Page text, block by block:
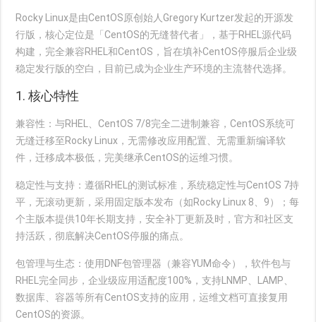
Rocky Linux是由CentOS原创始人Gregory Kurtzer发起的开源发
行版，核心定位是「CentOS的无缝替代者」，基于RHEL源代码
构建，完全兼容RHEL和CentOS，旨在填补CentOS停服后企业级
稳定发行版的空白，目前已成为企业生产环境的主流替代选择。
1. 核心特性
兼容性 ：与RHEL、CentOS 7/8完全二进制兼容，CentOS系统可
无缝迁移至Rocky Linux，无需修改应用配置、无需重新编译软
件，迁移成本极低，完美继承CentOS的运维习惯。
稳定性与支持 ：遵循RHEL的测试标准，系统稳定性与CentOS 7持
平，无滚动更新，采用固定版本发布（如Rocky Linux 8、9）；每
个主版本提供10年长期支持，安全补丁更新及时，官方和社区支
持活跃，彻底解决CentOS停服的痛点。
包管理与生态 ：使用DNF包管理器（兼容YUM命令），软件包与
RHEL完全同步，企业级应用适配度100%，支持LNMP、LAMP、
数据库、容器等所有CentOS支持的应用，运维文档可直接复用
CentOS的资源。